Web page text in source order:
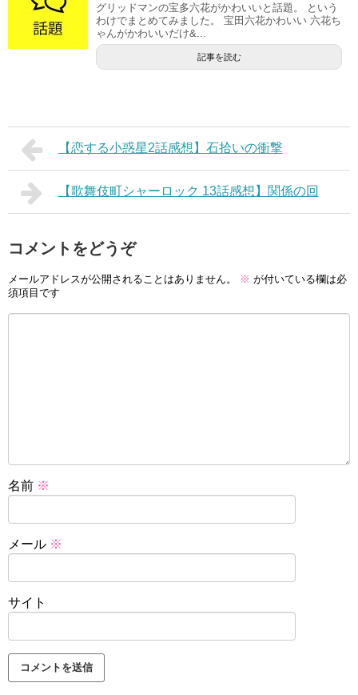
グリッドマンの宝多六花がかわいいと話題。 という
わけでまとめてみました。 宝田六花かわいい 六花ち
ゃんがかわいいだけ&...
記事を読む
【恋する小惑星2話感想】石拾いの衝撃
【歌舞伎町シャーロック 13話感想】関係の回
コメントをどうぞ
メールアドレスが公開されることはありません。 ※ が付いている欄は必
須項目です
名前 ※
メール ※
サイト